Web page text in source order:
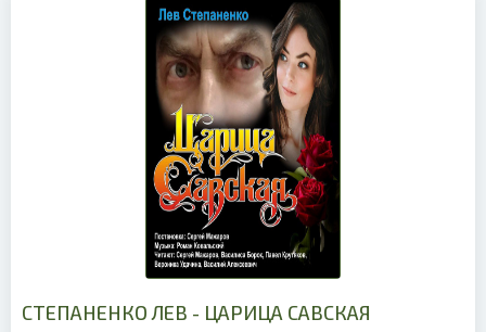
СТЕПАНЕНКО ЛЕВ - ЦАРИЦА САВСКАЯ